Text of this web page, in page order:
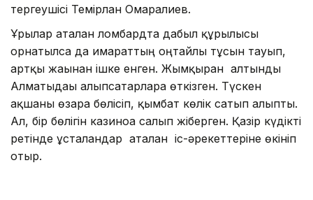
тергеушісі Темірлан Омарғалиев.
Ұрылар аталған ломбардта дабыл құрылғысы
орнатылса да ғимараттың оңтайлы тұсын тауып,
артқы жағынан ішке енген. Жымқырған алтынды
Алматыдағы алыпсатарларға өткізген. Түскен
ақшаны өзара бөлісіп, қымбат көлік сатып алыпты.
Ал, бір бөлігін казиноға салып жіберген. Қазір күдікті
ретінде ұсталғандар аталған іс-әрекеттеріне өкініп
отыр.